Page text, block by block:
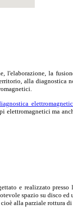
l'elaborazione, la
alla diagnostica
elettromagnetici ma
e realizzato
spazio su disco ed
cioè alla parziale rottura